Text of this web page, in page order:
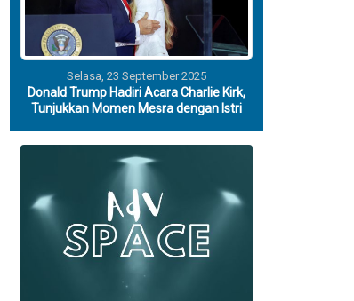
Selasa, 23 September 2025
Donald Trump Hadiri Acara Charlie Kirk,
Tunjukkan Momen Mesra dengan Istri